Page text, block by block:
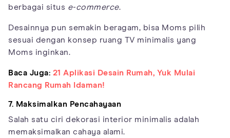
berbagai situs e-commerce.
Desainnya pun semakin beragam, bisa Moms pilih
sesuai dengan konsep ruang TV minimalis yang
Moms inginkan.
Baca Juga: 21 Aplikasi Desain Rumah, Yuk Mulai
Rancang Rumah Idaman!
7. Maksimalkan Pencahayaan
Salah satu ciri dekorasi interior minimalis adalah
memaksimalkan cahaya alami.